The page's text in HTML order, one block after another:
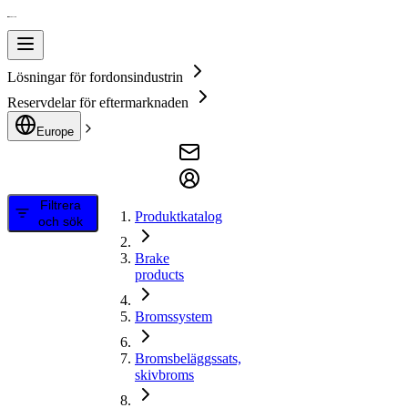
Lösningar för fordonsindustrin
Reservdelar för eftermarknaden
Europe
Filtrera
och sök
Produktkatalog
Brake
products
Bromssystem
Bromsbeläggssats,
skivbroms